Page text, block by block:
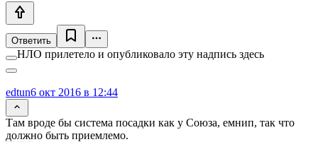
Ответить
НЛО прилетело и опубликовало эту надпись здесь
edtun6 окт 2016 в 12:44
Там вроде бы система посадки как у Союза, емнип, так что
должно быть приемлемо.